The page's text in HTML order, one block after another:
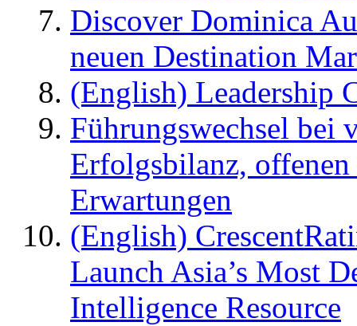
Discover Dominica
neuen Destination
(English) Leadership
Führungswechsel bei
Erfolgsbilanz,
Erwartungen
(English)
Launch Asia’s Most
Intelligence Resource